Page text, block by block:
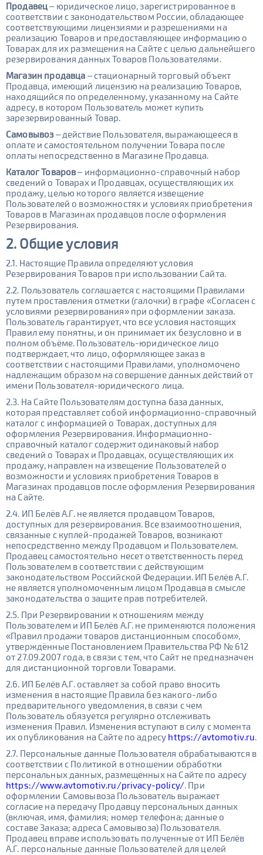
Продавец– юридическое лицо, зарегистрированное в
соответствии с законодательством России, обладающее
соответствующими лицензиями и разрешениями на
реализацию Товаров и предоставляющее информацию о
Товарах для их размещения на Сайте с целью дальнейшего
резервирования данных Товаров Пользователями.
Магазин продавца – стационарный торговый объект
Продавца, имеющий лицензию на реализацию Товаров,
находящийся по определенному, указанному на Сайте
адресу, в котором Пользователь может купить
зарезервированный Товар.
Самовывоз– действие Пользователя, выражающееся в
оплате и самостоятельном получении Товара после
оплаты непосредственно в Магазине Продавца.
Каталог Товаров– информационно-справочный набор
сведений о Товарах и Продавцах, осуществляющих их
продажу, целью которого является извещение
Пользователей о возможностях и условиях приобретения
Товаров в Магазинах продавцов после оформления
Резервирования.
2. Общие условия
2.1. Настоящие Правила определяют условия
Резервирования Товаров при использовании Сайта.
2.2. Пользователь соглашается с настоящими Правилами
путем проставления отметки (галочки) в графе «Согласен с
условиями резервирования» при оформлении заказа.
Пользователь гарантирует, что все условия настоящих
Правил ему понятны, и он принимает их безусловно и в
полном объёме. Пользователь-юридическое лицо
подтверждает, что лицо, оформляющее заказ в
соответствии с настоящими Правилами, уполномочено
надлежащим образом на совершение данных действий от
имени Пользователя-юридического лица.
2.3. На Сайте Пользователям доступна база данных,
которая представляет собой информационно-справочный
каталог с информацией о Товарах, доступных для
оформления Резервирования. Информационно-
справочный каталог содержит одинаковый набор
сведений о Товарах и Продавцах, осуществляющих их
продажу, направлен на извещение Пользователей о
возможности и условиях приобретения Товаров в
Магазинах продавцов после оформления Резервирования
на Сайте.
2.4. ИП Белёв А.Г. не является продавцом Товаров,
доступных для резервирования. Все взаимоотношения,
связанные с куплей-продажей Товаров, возникают
непосредственно между Продавцом и Пользователем.
Продавец самостоятельно несет ответственность перед
Пользователем в соответствии с действующим
законодательством Российской Федерации. ИП Белёв А.Г.
не является уполномоченным лицом Продавца в смысле
законодательства о защите прав потребителей.
2.5. При Резервировании к отношениям между
Пользователем и ИП Белёв А.Г. не применяются положения
«Правил продажи товаров дистанционным способом»,
утверждённые Постановлением Правительства РФ № 612
от 27.09.2007 года, в связи с тем, что Сайт не предназначен
для дистанционной торговли Товарами.
2.6. ИП Белёв А.Г. оставляет за собой право вносить
изменения в настоящие Правила без какого-либо
предварительного уведомления, в связи с чем
Пользователь обязуется регулярно отслеживать
изменения Правил. Изменения вступают в силу с момента
их опубликования на Сайте по адресу https://avtomotiv.ru.
2.7. Персональные данные Пользователя обрабатываются в
соответствии с Политикой в отношении обработки
персональных данных, размещенных на Сайте по адресу
https://www.avtomotiv.ru/privacy-policy/. При
оформлении Самовывоза Пользователь выражает
согласие на передачу Продавцу персональных данных
(включая, имя, фамилия; номер телефона; данные о
составе Заказа; адреса Самовывоза) Пользователя.
Продавец вправе использовать полученные от ИП Белёв
А.Г. персональные данные Пользователей для целей